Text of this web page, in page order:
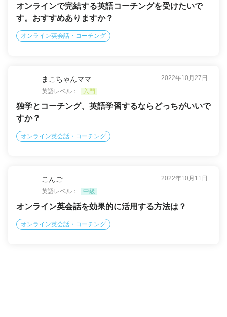
オンラインで完結する英語コーチングを受けたいで
す。おすすめありますか？
オンライン英会話・コーチング
まこちゃんママ
2022年10月27日
英語レベル：
入門
独学とコーチング、英語学習するならどっちがいいで
すか？
オンライン英会話・コーチング
こんご
2022年10月11日
英語レベル：
中級
オンライン英会話を効果的に活用する方法は？
オンライン英会話・コーチング